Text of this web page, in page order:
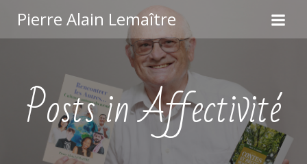
au
contenu
Pierre Alain Lemaître
Posts in Affectivité